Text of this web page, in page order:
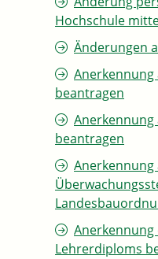
Hochschule
Änderungen
Anerkennung
beantragen
beantragen
Anerkennung
Anerkennung
Lehrerdiploms